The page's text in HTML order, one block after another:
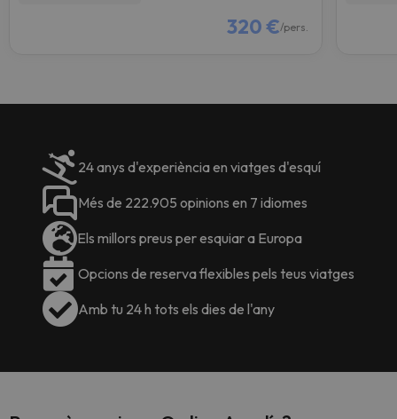
320 €/pers.
24 anys d'experiència en viatges d'esquí
Més de 222.905 opinions en 7 idiomes
Els millors preus per esquiar a Europa
Opcions de reserva flexibles pels teus viatges
Amb tu 24 h tots els dies de l'any